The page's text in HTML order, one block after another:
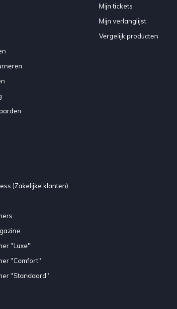
(Zakelijke klanten)
"Luxe"
"Comfort"
"Standaard"
Mijn tickets
Mijn verlanglijst
Vergelijk producten